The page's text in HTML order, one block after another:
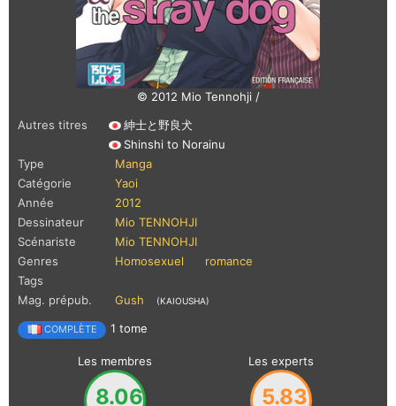
© 2012 Mio Tennohji /
Autres titres
紳士と野良犬
Shinshi to Norainu
Type
Manga
Catégorie
Yaoi
Année
2012
Dessinateur
Mio TENNOHJI
Scénariste
Mio TENNOHJI
Genres
Homosexuel
romance
Tags
Mag. prépub.
Gush (KAIOUSHA)
COMPLÈTE 1 tome
Les membres
8.06
Les experts
5.83